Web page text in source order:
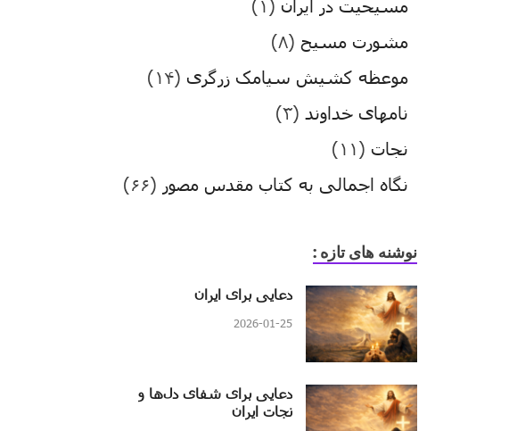
مسیحیت در ایران (۱)
مشورت مسیح (۸)
موعظه کشیش سیامک زرگری (۱۴)
نامهای خداوند (۳)
نجات (۱۱)
نگاه اجمالی به کتاب مقدس مصور (۶۶)
نوشنه های تازه :
دعایی برای ایران
2026-01-25
دعایی برای شفای دل‌ها و
نجات ایران